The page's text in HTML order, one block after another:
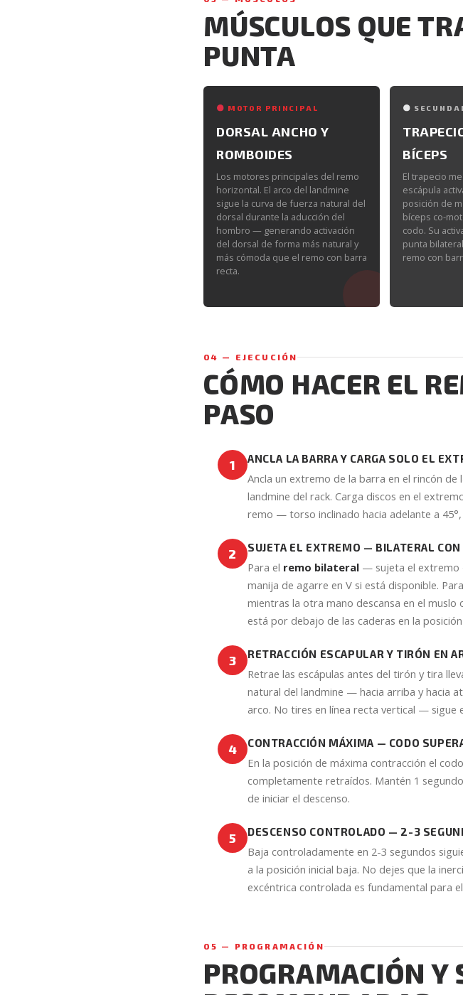
MÚSCULOS QUE
PUNTA
MOTOR PRINCIPAL
DORSAL ANCHO Y
ROMBOIDES
Los motores principales del remo
horizontal. El arco del landmine
sigue la curva de fuerza natural del
dorsal durante la aducción del
hombro — generando activación
del dorsal de forma más natural y
más cómoda que el remo con barra
recta.
BÍCEPS
El trapecio
escápula
posición de
bíceps co-
codo. Su
punta
remo con
04 — EJECUCIÓN
CÓMO HACER EL
PASO
1 ANCLA LA BARRA Y CARGA SOLO EL
Ancla un extremo de la barra en el rincón
landmine del rack. Carga discos en el
remo — torso inclinado hacia adelante a
2 SUJETA EL EXTREMO — BILATERAL
Para el remo bilateral— sujeta el extremo
manija de agarre en V si está disponible.
mientras la otra mano descansa en el
está por debajo de las caderas en la posición
3 RETRACCIÓN ESCAPULAR Y TIRÓN EN
Retrae las escápulas antes del tirón y tira
natural del landmine — hacia arriba y hacia
arco. No tires en línea recta vertical — sigue
4 CONTRACCIÓN MÁXIMA — CODO
En la posición de máxima contracción el
completamente retraídos. Mantén 1
de iniciar el descenso.
5 DESCENSO CONTROLADO — 2-3
Baja controladamente en 2-3 segundos
a la posición inicial baja. No dejes que la
excéntrica controlada es fundamental para
05 — PROGRAMACIÓN
PROGRAMACIÓN Y